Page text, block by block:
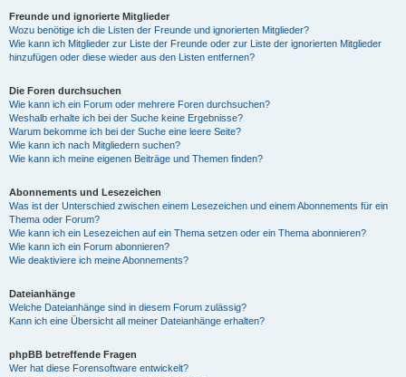
Freunde und ignorierte Mitglieder
Wozu benötige ich die Listen der Freunde und ignorierten Mitglieder?
Wie kann ich Mitglieder zur Liste der Freunde oder zur Liste der ignorierten Mitglieder
hinzufügen oder diese wieder aus den Listen entfernen?
Die Foren durchsuchen
Wie kann ich ein Forum oder mehrere Foren durchsuchen?
Weshalb erhalte ich bei der Suche keine Ergebnisse?
Warum bekomme ich bei der Suche eine leere Seite?
Wie kann ich nach Mitgliedern suchen?
Wie kann ich meine eigenen Beiträge und Themen finden?
Abonnements und Lesezeichen
Was ist der Unterschied zwischen einem Lesezeichen und einem Abonnements für ein
Thema oder Forum?
Wie kann ich ein Lesezeichen auf ein Thema setzen oder ein Thema abonnieren?
Wie kann ich ein Forum abonnieren?
Wie deaktiviere ich meine Abonnements?
Dateianhänge
Welche Dateianhänge sind in diesem Forum zulässig?
Kann ich eine Übersicht all meiner Dateianhänge erhalten?
phpBB betreffende Fragen
Wer hat diese Forensoftware entwickelt?